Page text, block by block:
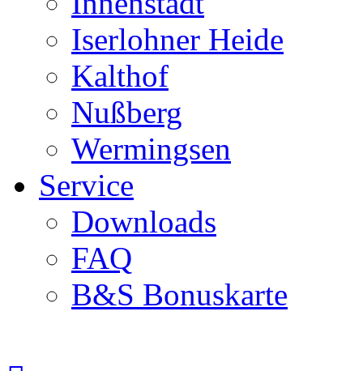
Iserlohner Heide
Kalthof
Nußberg
Wermingsen
Service
Downloads
FAQ
B&S Bonuskarte